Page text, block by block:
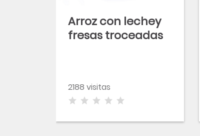
Arroz con lechey
fresas troceadas
2188 visitas